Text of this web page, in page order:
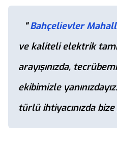
"Bahçelievler
ve kaliteli elektrik
arayışınızda,
ekibimizle
türlü ihtiyacınızda